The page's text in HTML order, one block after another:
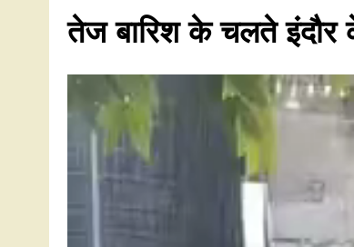
तेज बारिश के चलते इंदौर